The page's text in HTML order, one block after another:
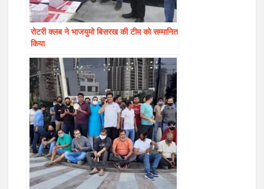
रोटरी क्लब ने भाजयुमो बिसरख की टीम को सम्मानित
किया